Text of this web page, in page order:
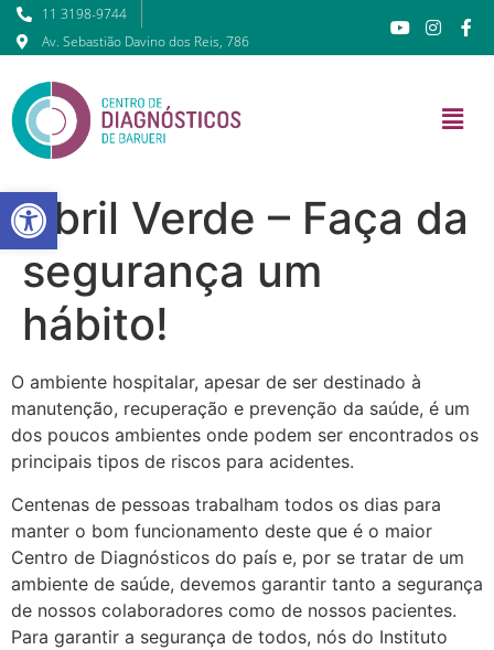
11 3198-9744
Av. Sebastião Davino dos Reis, 786
Abril Verde – Faça da
segurança um
hábito!
O ambiente hospitalar, apesar de ser destinado à
manutenção, recuperação e prevenção da saúde, é um
dos poucos ambientes onde podem ser encontrados os
principais tipos de riscos para acidentes.
Centenas de pessoas trabalham todos os dias para
manter o bom funcionamento deste que é o maior
Centro de Diagnósticos do país e, por se tratar de um
ambiente de saúde, devemos garantir tanto a segurança
de nossos colaboradores como de nossos pacientes.
Para garantir a segurança de todos, nós do Instituto
Barra de Ferramentas